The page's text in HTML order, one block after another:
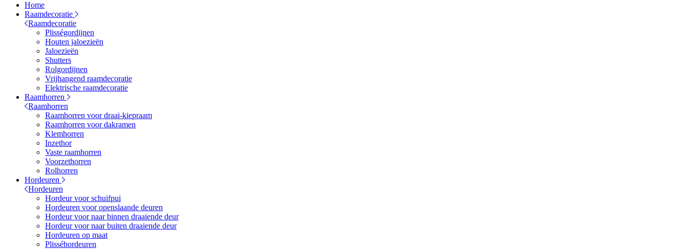
Home
Raamdecoratie
Raamdecoratie
Plisségordijnen
Houten jaloezieën
Jaloezieën
Shutters
Rolgordijnen
Vrijhangend raamdecoratie
Elektrische raamdecoratie
Raamhorren
Raamhorren
Raamhorren voor draai-kiepraam
Raamhorren voor dakramen
Klemhorren
Inzethor
Vaste raamhorren
Voorzethorren
Rolhorren
Hordeuren
Hordeuren
Hordeur voor schuifpui
Hordeuren voor openslaande deuren
Hordeur voor naar binnen draaiende deur
Hordeur voor naar buiten draaiende deur
Hordeuren op maat
Plisséhordeuren